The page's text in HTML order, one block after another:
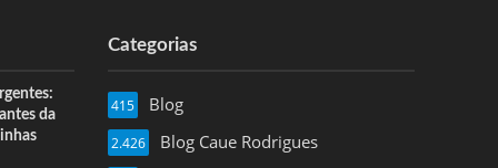
da
Categorias
Blog
415
Blog Caue Rodrigues
2.426